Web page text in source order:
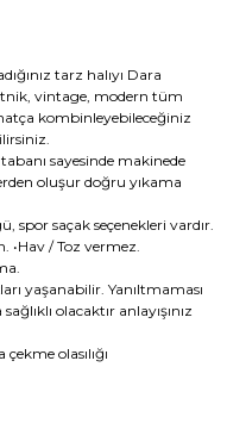
tarz halıyı Dara
vintage, modern tüm
kombinleyebileceğiniz
sayesinde makinede
oluşur doğru yıkama
spor saçak seçenekleri vardır.
•Hav / Toz vermez.
yaşanabilir. Yanıltmaması
olacaktır anlayışınız
olasılığı